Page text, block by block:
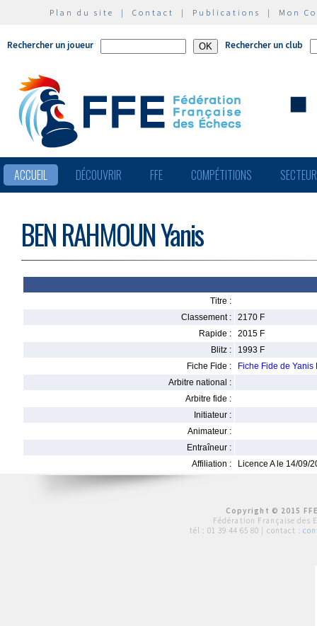
Plan du site | Contact | Publications | Mon
Rechercher un joueur Rechercher un club
ACCUEIL DÉCOUVRIR FFE COMPÉTITIONS
BEN RAHMOUN Yanis
Titre :
Classement :
2170 F
Rapide :
2015 F
Blitz :
1993 F
Fiche Fide :
Fiche Fide de Yanis
Arbitre national :
Arbitre fide :
Initiateur :
Animateur :
Entraîneur :
Affiliation :
Licence A le 14/09/
Copyright © 2015
Fédération Française des
tél : 01 39 44 65 80 | contact :